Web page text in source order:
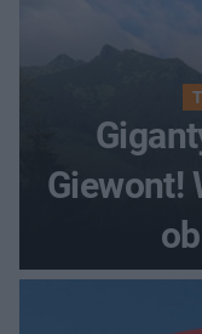
Giewont!